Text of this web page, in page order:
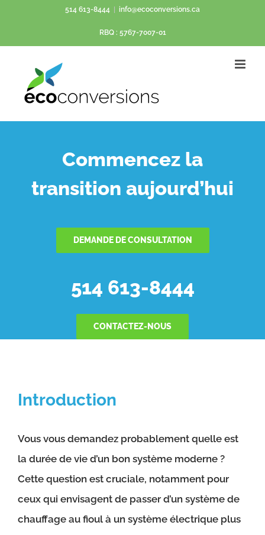
contenu
514 613-8444 info@ecoconversions.ca
RBQ : 5767-7007-01
Commencez la
transition aujourd’hui
DEMANDE DE CONSULTATION
514 613-8444
CONTACTEZ-NOUS
Introduction
Vous vous demandez probablement quelle est
la durée de vie d’un bon système moderne ?
Cette question est cruciale, notamment pour
ceux qui envisagent de passer d’un système de
chauffage au fioul à un système électrique plus